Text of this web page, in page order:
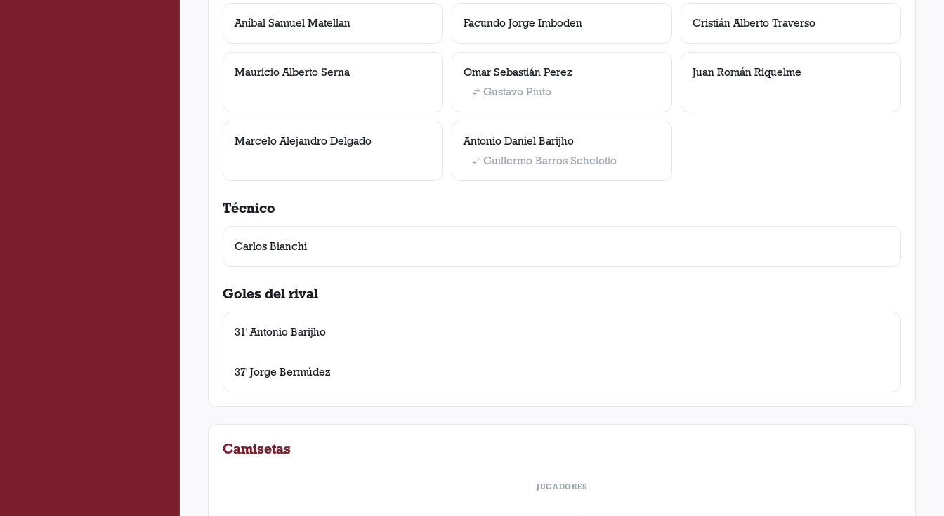
Aníbal Samuel Matellan Facundo Jorge Imboden Cristián Alberto Traverso
Mauricio Alberto Serna
Omar Sebastián Perez
Gustavo Pinto
Juan Román Riquelme
Marcelo Alejandro Delgado
Antonio Daniel Barijho
Guillermo Barros Schelotto
Técnico
Carlos Bianchi
Goles del rival
31' Antonio Barijho
37' Jorge Bermúdez
Camisetas
JUGADORES